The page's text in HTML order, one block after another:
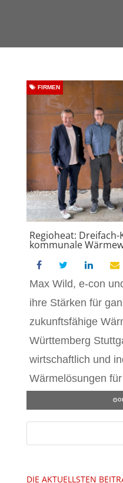
Regioheat:
kommunale
FIRMEN
Max Wild, e-con
ihre Stärken für
zukunftsfähige
Württemberg
wirtschaftlich und
Wärmelösungen
DIE AKTUELLSTEN